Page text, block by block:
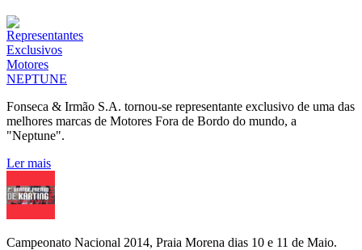
Fonseca & Irmão S.A. tornou-se representante exclusivo de uma das
melhores marcas de Motores Fora de Bordo do mundo, a
"Neptune".
Ler mais
Campeonato Nacional 2014, Praia Morena dias 10 e 11 de Maio.